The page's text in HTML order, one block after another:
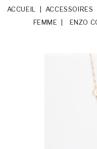
ACCUEIL ACCESSOIRES
FEMME
ENZO